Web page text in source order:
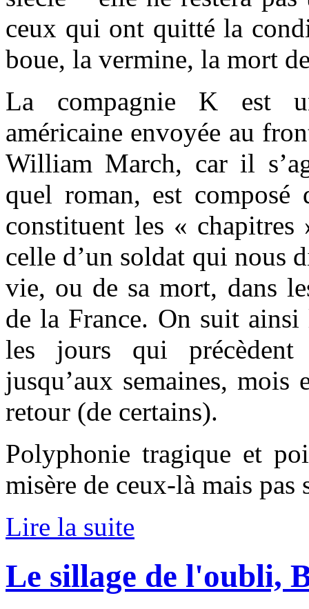
ceux qui ont quitté la
boue, la vermine, la mort
La compagnie K est
américaine envoyée au
William March, car il
quel roman, est
constituent les «
celle d’un soldat qui nous
vie, ou de sa mort, dans
de la France. On suit
les jours qui
jusqu’aux semaines,
retour (de certains).
Polyphonie tragique et
misère de ceux-là mais pas
Lire la suite
Le sillage de l'oubli,